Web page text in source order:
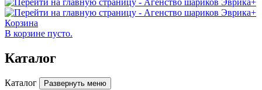
Корзина
В корзине пусто.
Каталог
Каталог Развернуть меню